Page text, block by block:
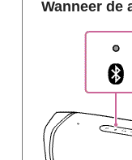
Wanneer de